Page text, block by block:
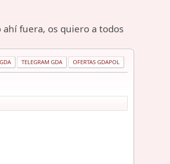
ahí fuera, os quiero a todos
TELEGRAM GDA OFERTAS GDAPOL